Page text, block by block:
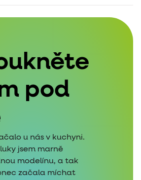
pod
u nás v kuchyni.
jsem marně
modelínu, a tak
začala míchat